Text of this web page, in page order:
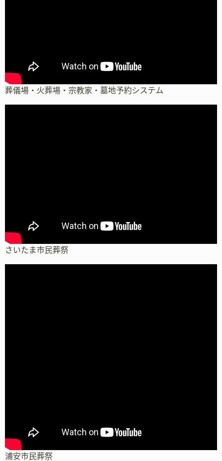
葬儀場・火葬場・宗教家・墓地予約システム
さいたま市民葬祭
浦安市民葬祭